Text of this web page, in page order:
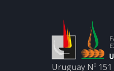
Uruguay Nº 151